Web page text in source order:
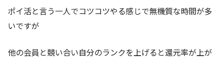
ポイ活と言う一人でコツコツやる感じで無機質な時間が多
いですが
他の会員と競い合い自分のランクを上げると還元率が上が